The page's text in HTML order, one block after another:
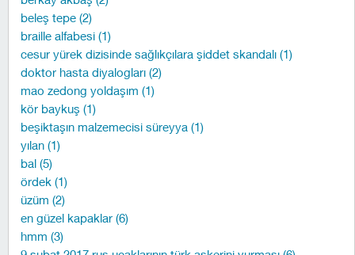
beleş tepe (2)
braille alfabesi (1)
cesur yürek dizisinde sağlıkçılara şiddet skandalı (1)
doktor hasta diyalogları (2)
mao zedong yoldaşım (1)
kör baykuş (1)
beşiktaşın malzemecisi süreyya (1)
yılan (1)
bal (5)
ördek (1)
üzüm (2)
en güzel kapaklar (6)
hmm (3)